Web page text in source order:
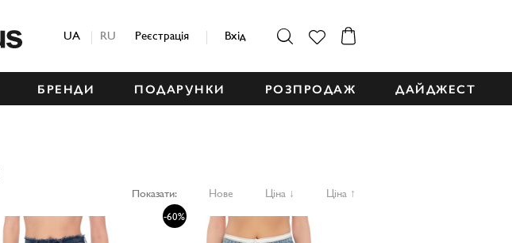
UA RU Реєстрація Вхід
БРЕНДИ ПОДАРУНКИ РОЗПРОДАЖ ДАЙДЖЕСТ
Показати: Нове Ціна ↓ Ціна ↑
-60%